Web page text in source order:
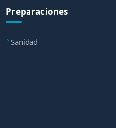
Preparaciones
Sanidad